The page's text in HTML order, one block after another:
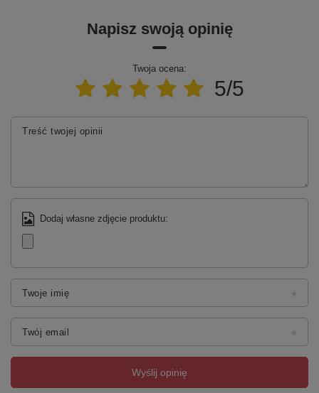
Napisz swoją opinię
Twoja ocena:
5/5
Treść twojej opinii
Dodaj własne zdjęcie produktu:
Twoje imię
Twój email
Wyślij opinię